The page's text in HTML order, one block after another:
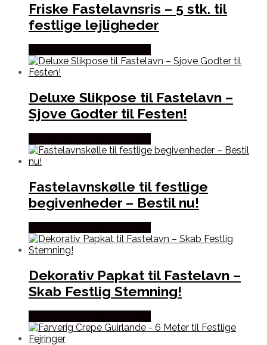
Friske Fastelavnsris – 5 stk. til
festlige lejligheder
Deluxe Slikpose til Fastelavn –
Sjove Godter til Festen!
Fastelavnskølle til festlige
begivenheder – Bestil nu!
Dekorativ Papkat til Fastelavn –
Skab Festlig Stemning!